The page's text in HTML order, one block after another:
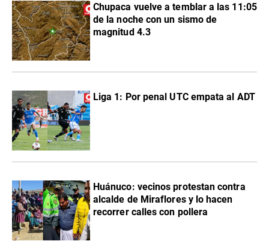
Chupaca vuelve a temblar a las 11:05
de la noche con un sismo de
magnitud 4.3
Liga 1: Por penal UTC empata al ADT
Huánuco: vecinos protestan contra
alcalde de Miraflores y lo hacen
recorrer calles con pollera